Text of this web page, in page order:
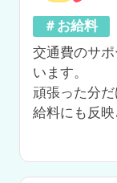
＃お給料
交通費のサ
います。
頑張った分
給料にも反映